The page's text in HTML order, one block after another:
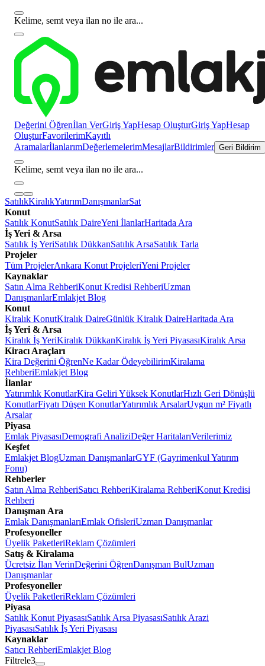
Kelime, semt veya ilan no ile ara...
Değerini Öğrenİlan VerGiriş YapHesap OluşturGiriş YapHesap
OluşturFavorilerimKayıtlı
AramalarİlanlarımDeğerlemelerimMesajlarBildirimler Geri Bildirim
Kelime, semt veya ilan no ile ara...
SatılıkKiralıkYatırımDanışmanlarSat
Konut
Satılık KonutSatılık DaireYeni İlanlarHaritada Ara
İş Yeri & Arsa
Satılık İş YeriSatılık DükkanSatılık ArsaSatılık Tarla
Projeler
Tüm ProjelerAnkara Konut ProjeleriYeni Projeler
Kaynaklar
Satın Alma RehberiKonut Kredisi RehberiUzman
DanışmanlarEmlakjet Blog
Konut
Kiralık KonutKiralık DaireGünlük Kiralık DaireHaritada Ara
İş Yeri & Arsa
Kiralık İş YeriKiralık DükkanKiralık İş Yeri PiyasasıKiralık Arsa
Kiracı Araçları
Kira Değerini ÖğrenNe Kadar ÖdeyebilirimKiralama
RehberiEmlakjet Blog
İlanlar
Yatırımlık KonutlarKira Geliri Yüksek KonutlarHızlı Geri Dönüşlü
KonutlarFiyatı Düşen KonutlarYatırımlık ArsalarUygun m² Fiyatlı
Arsalar
Piyasa
Emlak PiyasasıDemografi AnaliziDeğer HaritalarıVerilerimiz
Keşfet
Emlakjet BlogUzman DanışmanlarGYF (Gayrimenkul Yatırım
Fonu)
Rehberler
Satın Alma RehberiSatıcı RehberiKiralama RehberiKonut Kredisi
Rehberi
Danışman Ara
Emlak DanışmanlarıEmlak OfisleriUzman Danışmanlar
Profesyoneller
Üyelik PaketleriReklam Çözümleri
Satış & Kiralama
Ücretsiz İlan VerinDeğerini ÖğrenDanışman BulUzman
Danışmanlar
Profesyoneller
Üyelik PaketleriReklam Çözümleri
Piyasa
Satılık Konut PiyasasıSatılık Arsa PiyasasıSatılık Arazi
PiyasasıSatılık İş Yeri Piyasası
Kaynaklar
Satıcı RehberiEmlakjet Blog
Filtrele3